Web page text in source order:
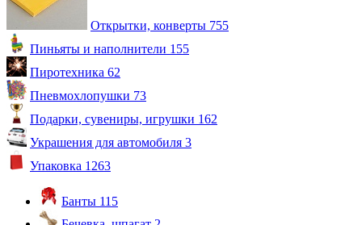
Открытки, конверты 755
Пиньяты и наполнители 155
Пиротехника 62
Пневмохлопушки 73
Подарки, сувениры, игрушки 162
Украшения для автомобиля 3
Упаковка 1263
Банты 115